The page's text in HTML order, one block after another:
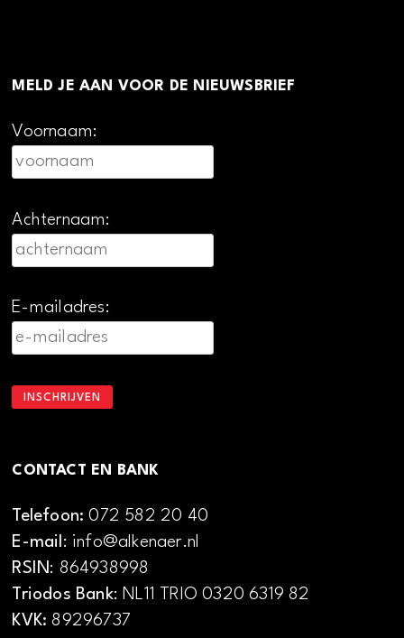
MELD JE AAN VOOR DE NIEUWSBRIEF
Voornaam:
Achternaam:
E-mailadres:
CONTACT EN BANK
Telefoon:072 582 20 40
E-mail: info@alkenaer.nl
RSIN: 864938998
Triodos Bank: NL11 TRIO 0320 6319 82
KVK: 89296737